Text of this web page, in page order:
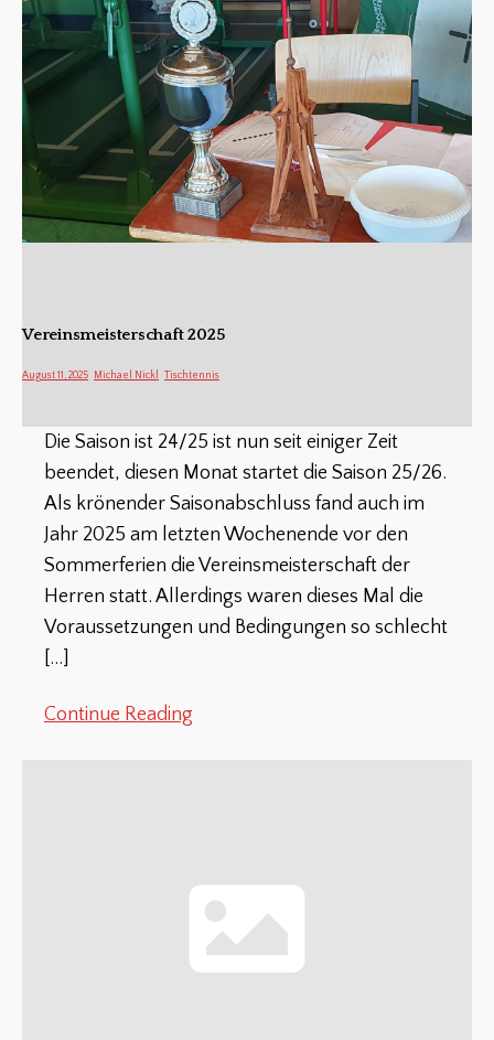
Vereinsmeisterschaft 2025
August 11, 2025 Michael Nickl Tischtennis
Die Saison ist 24/25 ist nun seit einiger Zeit
beendet, diesen Monat startet die Saison 25/26.
Als krönender Saisonabschluss fand auch im
Jahr 2025 am letzten Wochenende vor den
Sommerferien die Vereinsmeisterschaft der
Herren statt. Allerdings waren dieses Mal die
Voraussetzungen und Bedingungen so schlecht
[…]
Continue Reading